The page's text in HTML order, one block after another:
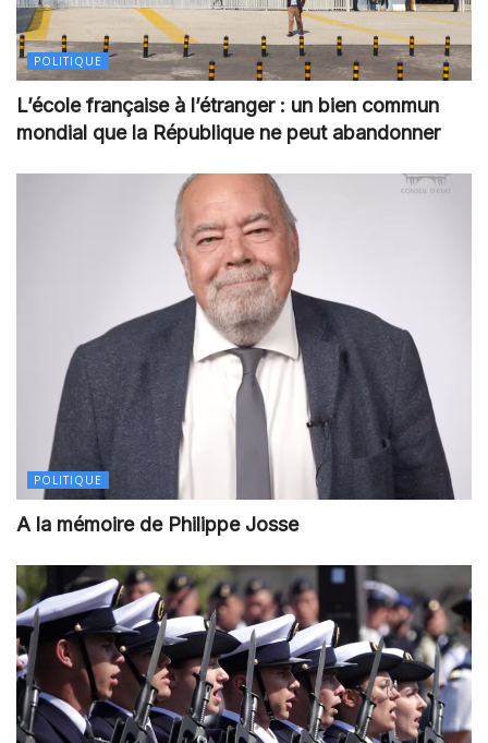
POLITIQUE
L’école française à l’étranger : un bien commun
mondial que la République ne peut abandonner
POLITIQUE
A la mémoire de Philippe Josse